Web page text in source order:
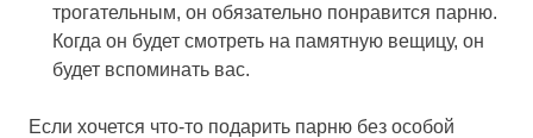
трогательным, он обязательно понравится парню.
Когда он будет смотреть на памятную вещицу, он
будет вспоминать вас.
Если хочется что-то подарить парню без особой